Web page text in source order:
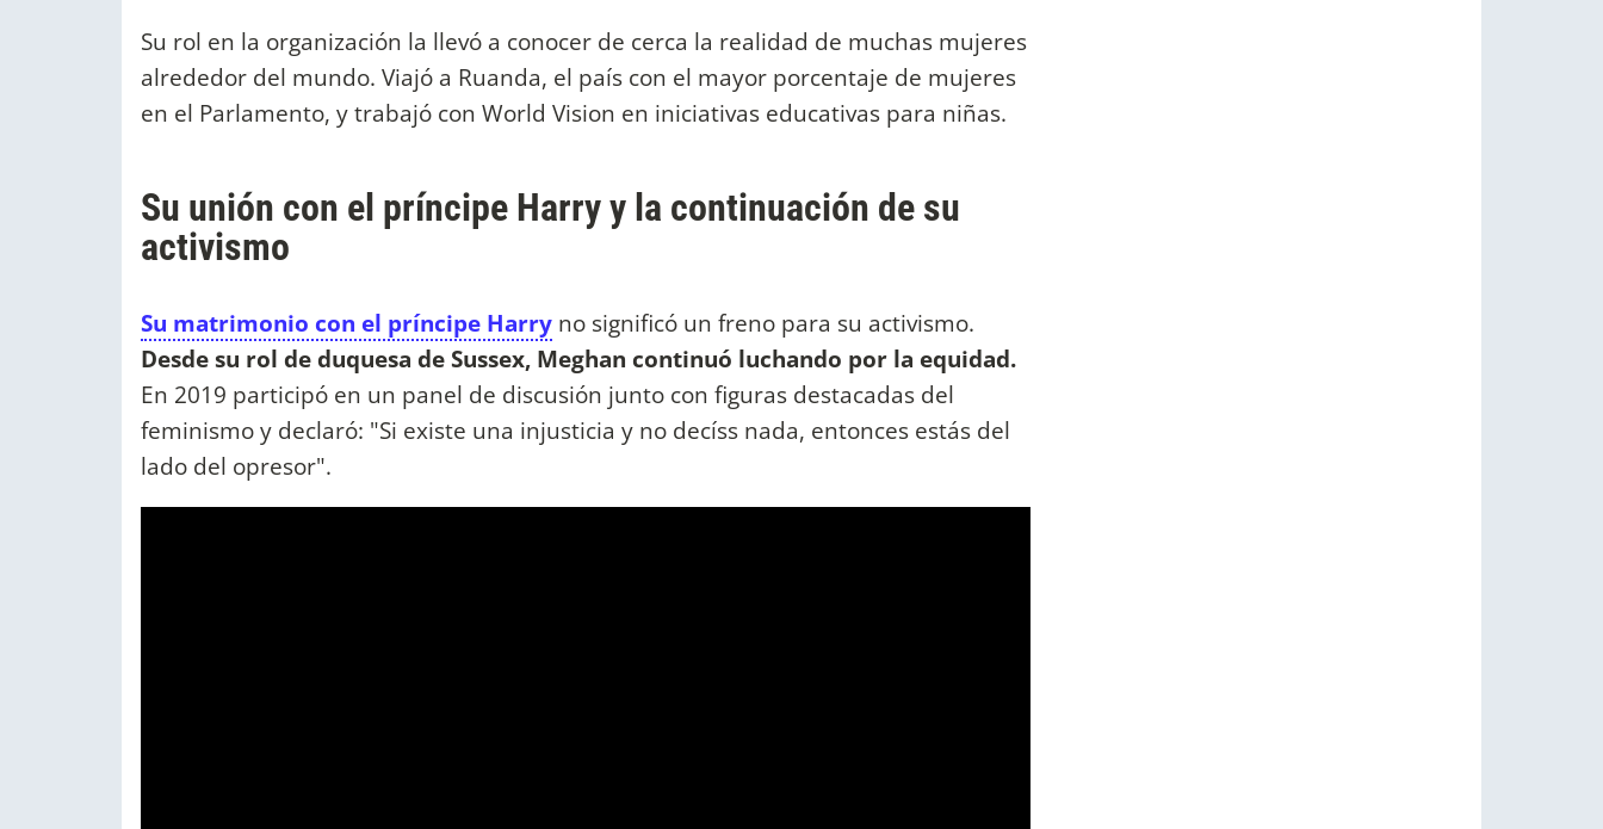
Su rol en la organización la llevó a conocer de cerca la realidad de muchas mujeres
alrededor del mundo. Viajó a Ruanda, el país con el mayor porcentaje de mujeres
en el Parlamento, y trabajó con World Vision en iniciativas educativas para niñas.
Su unión con el príncipe Harry y la continuación de su
activismo
Su matrimonio con el príncipe Harry no significó un freno para su activismo.
Desde su rol de duquesa de Sussex, Meghan continuó luchando por la equidad.
En 2019 participó en un panel de discusión junto con figuras destacadas del
feminismo y declaró: "Si existe una injusticia y no decíss nada, entonces estás del
lado del opresor".